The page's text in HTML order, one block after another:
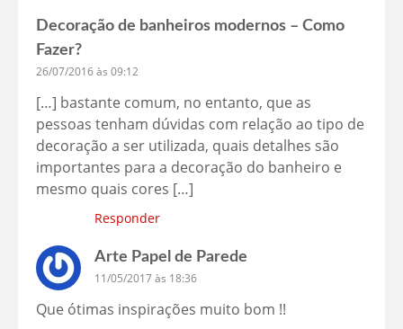
Decoração de banheiros modernos – Como
Fazer?
26/07/2016 às 09:12
[…] bastante comum, no entanto, que as
pessoas tenham dúvidas com relação ao tipo de
decoração a ser utilizada, quais detalhes são
importantes para a decoração do banheiro e
mesmo quais cores […]
Responder
Arte Papel de Parede
11/05/2017 às 18:36
Que ótimas inspirações muito bom !!